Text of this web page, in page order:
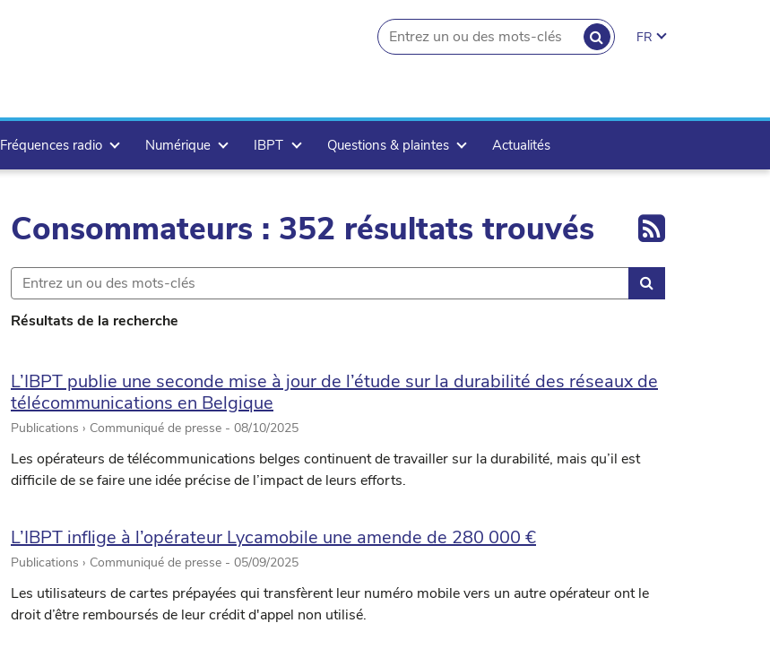
RECHERCHER
search.button
FR
Fréquences radio Numérique IBPT Questions & plaintes Actualités
Consommateurs : 352 résultats trouvés Export
Résultats de la recherche
L’IBPT publie une seconde mise à jour de l’étude sur la durabilité des réseaux de
télécommunications en Belgique
Publications › Communiqué de presse - 08/10/2025
Les opérateurs de télécommunications belges continuent de travailler sur la durabilité, mais qu’il est
difficile de se faire une idée précise de l’impact de leurs efforts.
L’IBPT inflige à l’opérateur Lycamobile une amende de 280 000 €
Publications › Communiqué de presse - 05/09/2025
Les utilisateurs de cartes prépayées qui transfèrent leur numéro mobile vers un autre opérateur ont le
droit d’être remboursés de leur crédit d'appel non utilisé.